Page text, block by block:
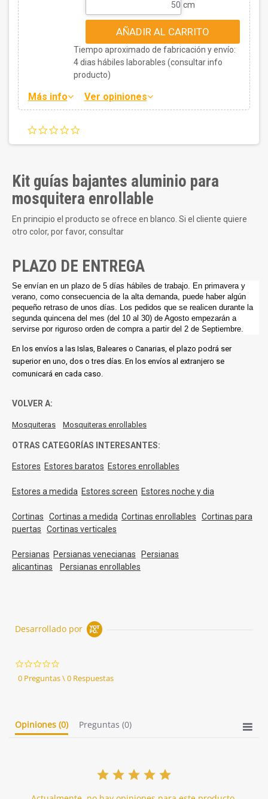
cm
AÑADIR AL CARRITO
Tiempo aproximado de fabricación y envío:
4dias hábiles laborables (consultar info
producto)
Más info Ver opiniones
Kit guías bajantes aluminio para
mosquitera enrollable
En principio el producto se ofrece en blanco. Si el cliente quiere
otro color, por favor, consultar
PLAZO DE ENTREGA
Se envían en un plazo de 5 días hábiles de trabajo. En primavera y
verano, como consecuencia de la alta demanda, puede haber algún
pequeño retraso de unos días. Los pedidos que se realicen durante la
segunda quincena del mes (del 10 al 30) de Agosto empezarán a
servirse por riguroso orden de compra a partir del 2 de Septiembre.
En los envíos a las Islas, Baleares o Canarias, el plazo podrá ser
superior en uno, dos o tres días. En los envíos al extranjero se
comunicará en cada caso.
VOLVER A:
Mosquiteras Mosquiteras enrollables
OTRAS CATEGORÍAS INTERESANTES:
Estores Estores baratos Estores enrollables
Estores a medida Estores screen Estores noche y dia
Cortinas Cortinas a medida Cortinas enrollables
Cortinas para
puertas
Cortinas verticales
Persianas Persianas venecianas
Persianas
alicantinas
Persianas enrollables
Desarrollado por
star
rating
0 Preguntas \ 0 Respuestas
Opiniones (0) Preguntas (0)